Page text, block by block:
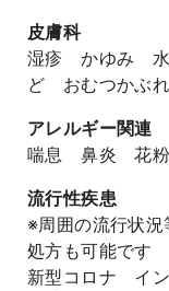
皮膚科
湿疹 かゆみ
ど おむつかぶれ
アレルギー関連
喘息 鼻炎 花
流行性疾患
※周囲の流行状
処方も可能です
新型コロナ イ